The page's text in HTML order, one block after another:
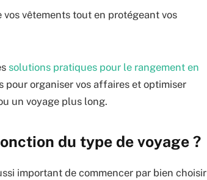
vêtements tout en protégeant vos
solutions pratiques pour le rangement en
pour organiser vos affaires et optimiser
un voyage plus long.
du type de voyage ?
important de commencer par bien choisir